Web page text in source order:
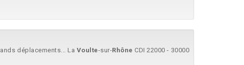
déplacements... La Voulte-sur-Rhône CDI 22000 - 30000